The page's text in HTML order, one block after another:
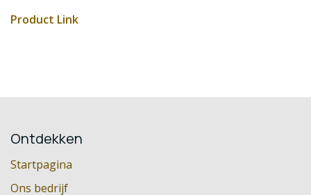
Product Link
Ontdekken
Startpagina
Ons bedrijf